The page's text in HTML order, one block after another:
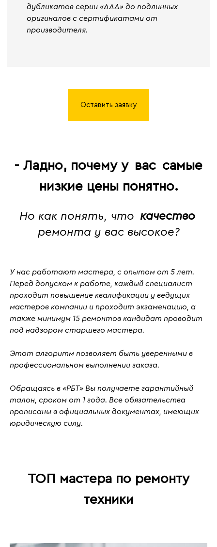
дубликатов серии «ААА» до подлинных
оригиналов с сертификатами от
производителя.
Оставить заявку
- Ладно, почему у вас самые
низкие цены понятно.
Но как понять, что качество
ремонта у вас высокое?
У нас работают мастера, с опытом от 5 лет.
Перед допуском к работе, каждый специалист
проходит повышение квалификации у ведущих
мастеров компании и проходит экзаменацию, а
также минимум 15 ремонтов кандидат проводит
под надзором старшего мастера.
Этот алгоритм позволяет быть уверенными в
профессиональном выполнении заказа.
Обращаясь в «РБТ» Вы получаете гарантийный
талон, сроком от 1 года. Все обязательства
прописаны в официальных документах, имеющих
юридическую силу.
ТОП мастера по ремонту
техники